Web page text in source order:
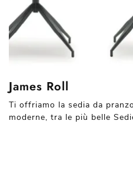
James Roll
Ti offriamo la sedia da
moderne, tra le più belle